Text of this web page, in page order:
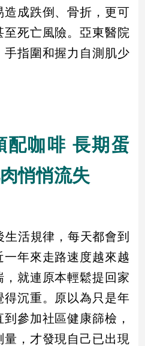
造成跌倒、骨折，更可
死亡風險。亞東醫院
指圍和握力自測肌少
配咖啡 長期蛋
悄悄流失
活規律，每天都會到
年來走路速度越來越
就連原本輕鬆提回家
沉重。原以為只是年
參加社區健康篩檢，
，才發現自己已出現